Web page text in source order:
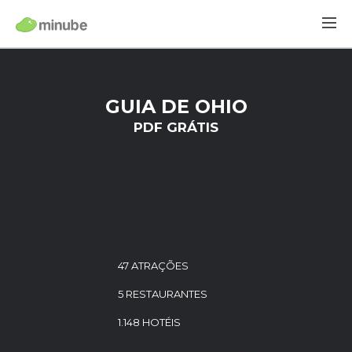
GUIA DE OHIO
PDF GRÁTIS
47 ATRAÇÕES
5 RESTAURANTES
1.148 HOTÉIS